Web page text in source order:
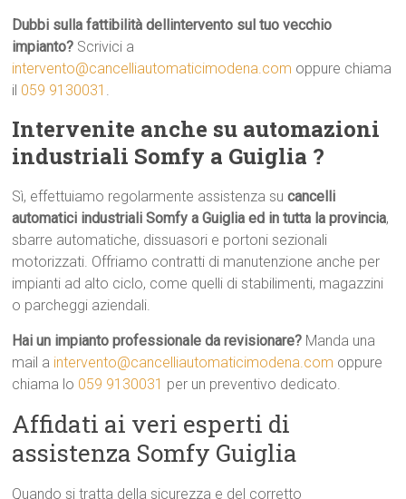
Dubbi sulla fattibilità dellintervento sul tuo vecchio
impianto? Scrivici a
intervento@cancelliautomaticimodena.com oppure chiama
il 059 9130031 .
Intervenite anche su automazioni
industriali Somfy a Guiglia ?
Sì, effettuiamo regolarmente assistenza sucancelli
automatici industriali Somfy a Guiglia ed in tutta la provincia,
sbarre automatiche, dissuasori e portoni sezionali
motorizzati. Offriamo contratti di manutenzione anche per
impianti ad alto ciclo, come quelli di stabilimenti, magazzini
o parcheggi aziendali.
Hai un impianto professionale da revisionare? Manda una
mail a intervento@cancelliautomaticimodena.com oppure
chiama lo 059 9130031 per un preventivo dedicato.
Affidati ai veri esperti di
assistenza Somfy Guiglia
Quando si tratta della sicurezza e del corretto